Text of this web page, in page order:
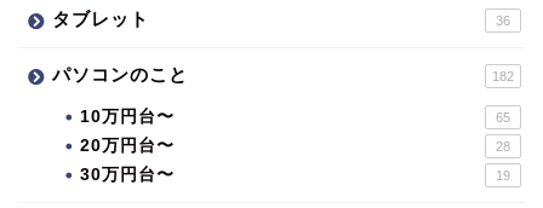
タブレット 36
パソコンのこと 182
10万円台〜 65
20万円台〜 28
30万円台〜 19